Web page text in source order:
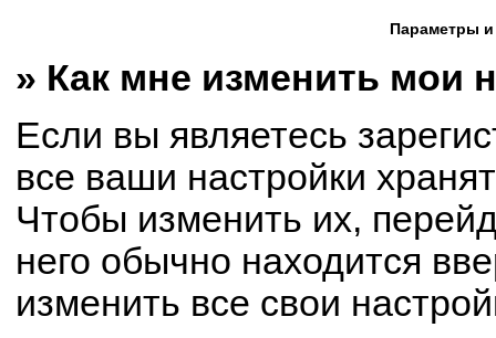
Параметры и
» Как мне изменить мои
Если вы являетесь
все ваши настройки
Чтобы изменить их,
него обычно находится
изменить все свои